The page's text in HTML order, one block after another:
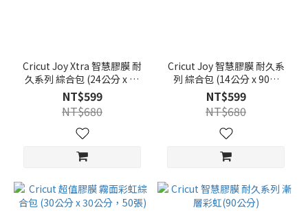
Cricut Joy Xtra 智慧膠膜 耐
久系列 綜合包 (24公分 x 60
公分，6入)
NT$599
NT$680
Cricut Joy 智慧膠膜 耐久系
列 綜合包 (14公分 x 90公
分，6入)
NT$599
NT$680